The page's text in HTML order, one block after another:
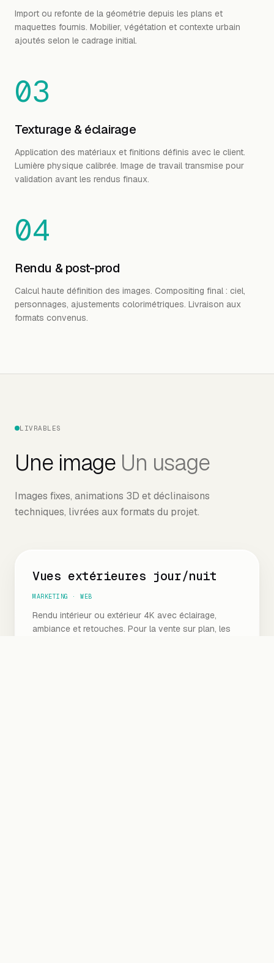
Import ou refonte de la géométrie depuis les plans et
maquettes fournis. Mobilier, végétation et contexte urbain
ajoutés selon le cadrage initial.
03
Texturage & éclairage
Application des matériaux et finitions définis avec le client.
Lumière physique calibrée. Image de travail transmise pour
validation avant les rendus finaux.
04
Rendu & post-prod
Calcul haute définition des images. Compositing final : ciel,
personnages, ajustements colorimétriques. Livraison aux
formats convenus.
LIVRABLES
Une image Un usage
Images fixes, animations 3D et déclinaisons
techniques, livrées aux formats du projet.
Vues extérieures jour/nuit
MARKETING · WEB
Rendu intérieur ou extérieur 4K avec éclairage,
ambiance et retouches. Pour la vente sur plan, les